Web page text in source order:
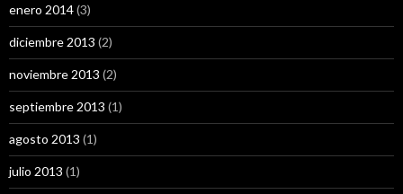
enero 2014(3)
diciembre 2013 (2)
noviembre 2013 (2)
septiembre 2013 (1)
agosto 2013 (1)
julio 2013 (1)